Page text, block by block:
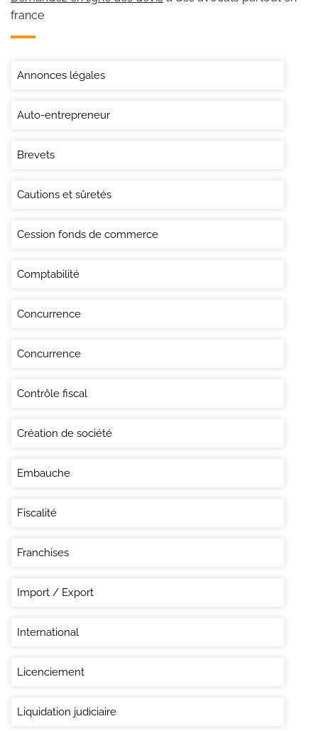
france
Annonces légales
Auto-entrepreneur
Brevets
Cautions et sûretés
Cession fonds de commerce
Comptabilité
Concurrence
Concurrence
Contrôle fiscal
Création de société
Embauche
Fiscalité
Franchises
Import / Export
International
Licenciement
Liquidation judiciaire